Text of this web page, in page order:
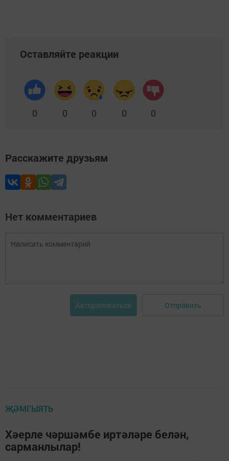
Оставляйте реакции
0 0 0 0 0
Расскажите друзьям
Нет комментариев
Авторизоваться Отправить
ҖӘМГЫЯТЬ
Хәерле чәршәмбе иртәләре белән,
сарманлылар!